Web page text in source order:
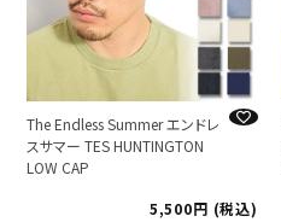
The Endless Summer エンドレ
スサマー TES HUNTINGTON
LOW CAP
5,500
税込